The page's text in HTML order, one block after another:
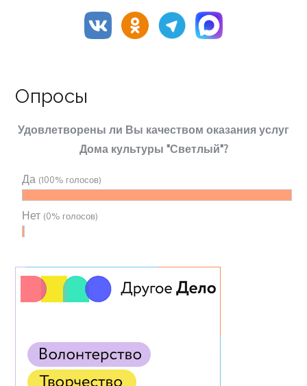
Опросы
Удовлетворены ли Вы качеством оказания услуг
Дома культуры "Светлый"?
Да (100% голосов)
Нет (0% голосов)